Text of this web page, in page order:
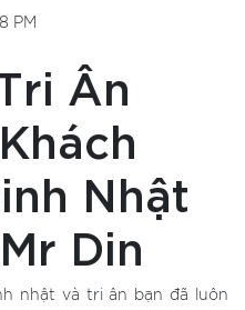
PM
Ân
Nhật
Din
nhật và tri ân bạn đã luôn